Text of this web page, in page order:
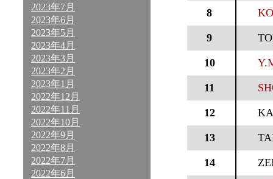
2023年7月
2023年6月
2023年5月
2023年4月
2023年3月
2023年2月
2023年1月
2022年12月
2022年11月
2022年10月
2022年9月
2022年8月
2022年7月
2022年6月
8
9
10
11
12
13
14